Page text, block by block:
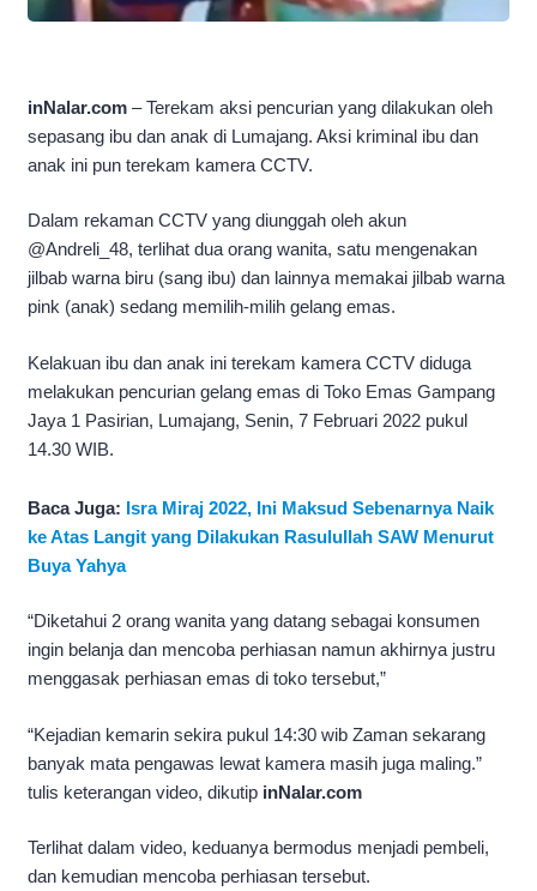
inNalar.com – Terekam aksi pencurian yang dilakukan oleh
sepasang ibu dan anak di Lumajang. Aksi kriminal ibu dan
anak ini pun terekam kamera CCTV.
Dalam rekaman CCTV yang diunggah oleh akun
@Andreli_48, terlihat dua orang wanita, satu mengenakan
jilbab warna biru (sang ibu) dan lainnya memakai jilbab warna
pink (anak) sedang memilih-milih gelang emas.
Kelakuan ibu dan anak ini terekam kamera CCTV diduga
melakukan pencurian gelang emas di Toko Emas Gampang
Jaya 1 Pasirian, Lumajang, Senin, 7 Februari 2022 pukul
14.30 WIB.
Baca Juga: Isra Miraj 2022, Ini Maksud Sebenarnya Naik
ke Atas Langit yang Dilakukan Rasulullah SAW Menurut
Buya Yahya
“Diketahui 2 orang wanita yang datang sebagai konsumen
ingin belanja dan mencoba perhiasan namun akhirnya justru
menggasak perhiasan emas di toko tersebut,”
“Kejadian kemarin sekira pukul 14:30 wib Zaman sekarang
banyak mata pengawas lewat kamera masih juga maling.”
tulis keterangan video, dikutip inNalar.com
Terlihat dalam video, keduanya bermodus menjadi pembeli,
dan kemudian mencoba perhiasan tersebut.